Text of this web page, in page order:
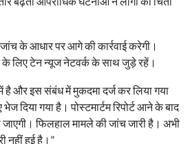
जांच के आधार पर आगे की कार्रवाई करेगी।
लिए टेन न्यूज नेटवर्क के साथ जुड़े रहें।
है और इस संबंध में मुकदमा दर्ज कर लिया गया
दिया गया है। पोस्टमार्टम रिपोर्ट आने के बाद
फिलहाल मामले की जांच जारी है। अभी
नहीं हुई है।”